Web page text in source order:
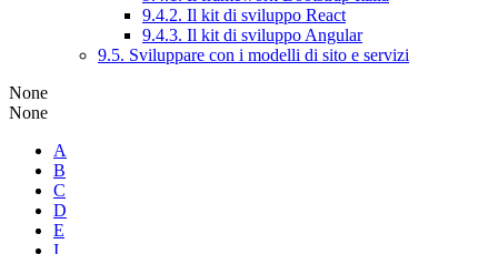
9.4.2. Il kit di sviluppo React
9.4.3. Il kit di sviluppo Angular
9.5. Sviluppare con i modelli di sito e servizi
None
None
A
B
C
D
E
I